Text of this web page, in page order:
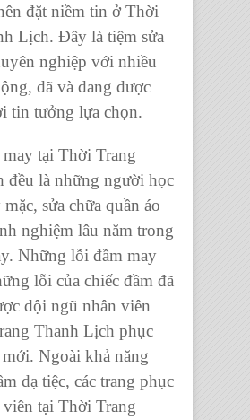
đặt niềm tin ởThời
Lịch. Đây là tiệm sửa
nghiệp với nhiều
đã và đang được
tin tưởng lựa chọn.
tại Thời Trang
đều là những người học
sửa chữa quần áo
nghiệm lâu năm trong
Những lỗi đầm may
lỗi của chiếc đầm đã
đội ngũ nhân viên
Thanh Lịch phục
Ngoài khả năng
dạ tiệc, các trang phục
tại Thời Trang